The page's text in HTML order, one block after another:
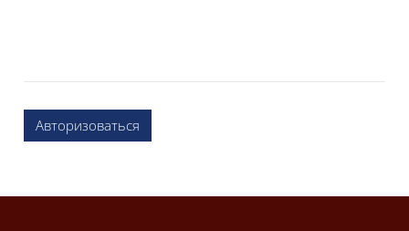
Авторизоваться